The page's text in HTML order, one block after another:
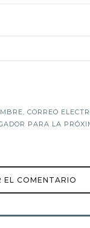
CORREO
PARA LA